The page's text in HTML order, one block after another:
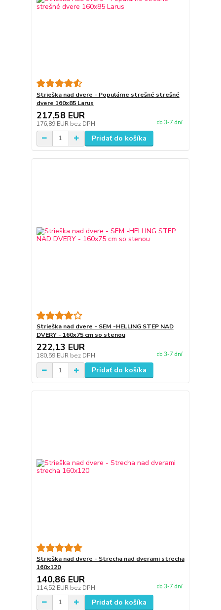
Strieška nad dvere - Populárne strešné strešné
dvere 160x85 Larus
217,58 EUR
176,89 EUR bez DPH do 3-7 dní
Pridať do košíka
Strieška nad dvere - SEM -HELLING STEP NAD
DVERY - 160x75 cm so stenou
222,13 EUR
180,59 EUR bez DPH do 3-7 dní
Pridať do košíka
Strieška nad dvere - Strecha nad dverami strecha
160x120
140,86 EUR
114,52 EUR bez DPH do 3-7 dní
Pridať do košíka